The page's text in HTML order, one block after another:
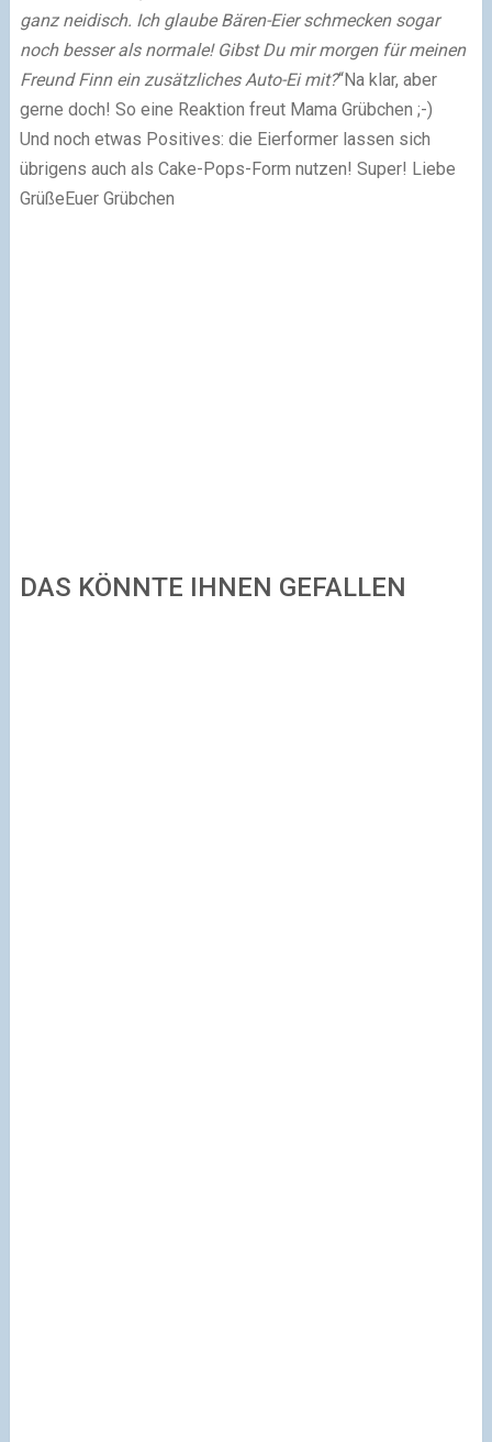
ganz neidisch. Ich glaube Bären-Eier schmecken sogar
noch besser als normale! Gibst Du mir morgen für meinen
Freund Finn ein zusätzliches Auto-Ei mit?“Na klar, aber
gerne doch! So eine Reaktion freut Mama Grübchen ;-)
Und noch etwas Positives: die Eierformer lassen sich
übrigens auch als Cake-Pops-Form nutzen! Super! Liebe
GrüßeEuer Grübchen
DAS KÖNNTE IHNEN GEFALLEN